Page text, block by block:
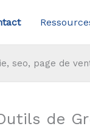
seo, page de
de